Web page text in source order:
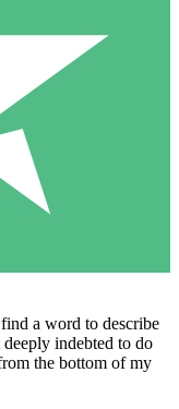
a word to describe
indebted to do
the bottom of my